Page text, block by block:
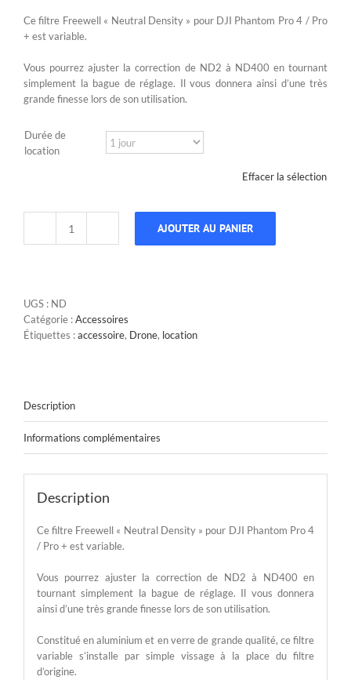
Ce filtre Freewell « Neutral Density » pour DJI Phantom Pro 4 / Pro
+ est variable.
Vous pourrez ajuster la correction de ND2 à ND400 en tournant
simplement la bague de réglage. Il vous donnera ainsi d’une très
grande finesse lors de son utilisation.
Durée de
location
Effacer la sélection
quantité
ND2-
Pro
AJOUTER AU PANIER
UGS : ND
Catégorie :Accessoires
Étiquettes :accessoire, Drone, location
Description
Informations complémentaires
Description
Ce filtre Freewell « Neutral Density » pour DJI Phantom Pro 4
/ Pro + est variable.
Vous pourrez ajuster la correction de ND2 à ND400 en
tournant simplement la bague de réglage. Il vous donnera
ainsi d’une très grande finesse lors de son utilisation.
Constitué en aluminium et en verre de grande qualité, ce filtre
variable s’installe par simple vissage à la place du filtre
d’origine.